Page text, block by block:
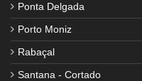
Ponta Delgada
Porto Moniz
Rabaçal
Santana - Cortado